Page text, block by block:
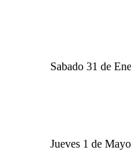
Sabado 31 de
Jueves 1 de